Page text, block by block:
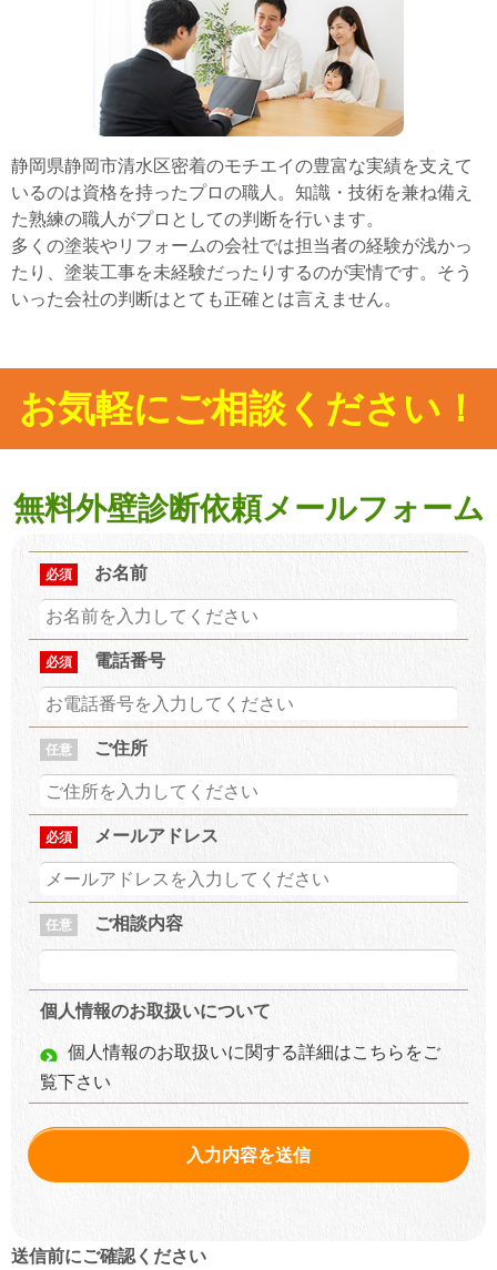
静岡県静岡市清水区密着のモチエイの豊富な実績を支えて
いるのは資格を持ったプロの職人。知識・技術を兼ね備え
た熟練の職人がプロとしての判断を行います。
多くの塗装やリフォームの会社では担当者の経験が浅かっ
たり、塗装工事を未経験だったりするのが実情です。そう
いった会社の判断はとても正確とは言えません。
お気軽にご相談ください！
無料外壁診断依頼メールフォーム
お名前
必須
電話番号
必須
ご住所
任意
メールアドレス
必須
ご相談内容
任意
個人情報のお取扱いについて
個人情報のお取扱いに関する詳細はこちらをご
覧下さい
送信前にご確認ください